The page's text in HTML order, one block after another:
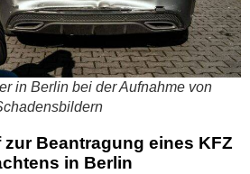
in Berlin bei der Aufnahme von
Beantragung eines KFZ
in Berlin